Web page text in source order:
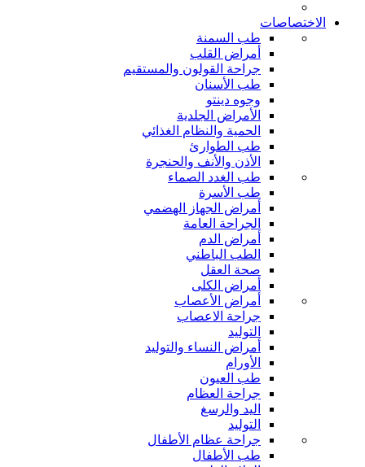
الاختصاصات
طب السمنة
أمراض القلب
جراحة القولون والمستقيم
طب الأسنان
وجوه دينتو
الأمراض الجلدية
الحمية والنظام الغذائي
طب الطوارئ
الأذن والأنف والحنجرة
طب الغدد الصماء
طب الأسرة
أمراض الجهاز الهضمي
الجراحة العامة
أمراض الدم
الطب الباطني
صحة العقل
أمراض الكلى
أمراض الأعصاب
جراحة الاعصاب
التوليد
أمراض النساء والتوليد
الأورام
طب العيون
جراحة العظام
اليد والرسغ
التوليد
جراحة عظام الأطفال
طب الأطفال